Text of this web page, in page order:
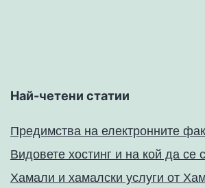
Най-четени статии
Предимства на електронните
Видовете хостинг и на кой да се
Хамали и хамалски услуги от